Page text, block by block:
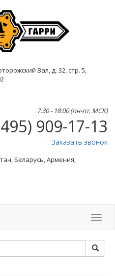
Вал, д. 32, стр. 5,
7:30 - 18:00 (пн-пт, МСК)
909-17-13
Заказать звонок
Беларусь, Армения,